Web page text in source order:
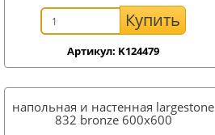
Купить
Артикул: K124479
напольная и настенная largestone
832 bronze 600x600